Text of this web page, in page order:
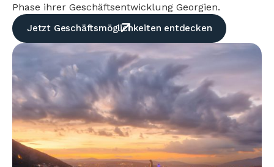
Phase ihrer Geschäftsentwicklung Georgien.
Jetzt Geschäftsmöglichkeiten entdecken